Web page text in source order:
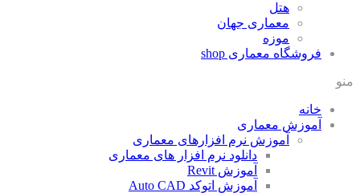
هتل
معماری جهان
موزه
فروشگاه معماری shop
منو
خانه
آموزش معماری
آموزش نرم افزارهای معماری
دانلود نرم افزار های معماری
آموزش Revit
آموزش اتوکد Auto CAD